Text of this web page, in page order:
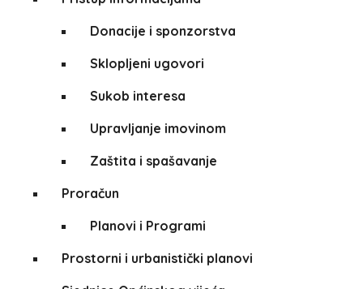
Donacije i sponzorstva
Sklopljeni ugovori
Sukob interesa
Upravljanje imovinom
Zaštita i spašavanje
Proračun
Planovi i Programi
Prostorni i urbanistički planovi